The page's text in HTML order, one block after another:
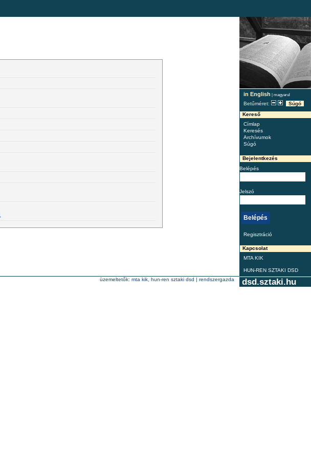
in English | magyarul
Betűméret:
Súgó
Kereső
Címlap
Keresés
Archívumok
Súgó
Bejelentkezés
Belépés
Jelszó
Regisztráció
Kapcsolat
MTA KIK
HUN-REN SZTAKI DSD
dsd.sztaki.hu
üzemeltetők: mta kik hun-ren sztaki dsd | rendszergazda